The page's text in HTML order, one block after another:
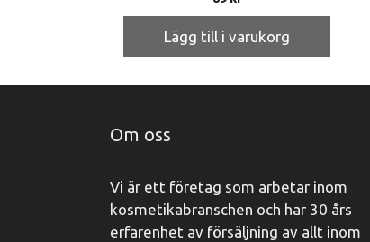
Lägg till i varukorg
Om oss
Vi är ett företag som arbetar inom
kosmetikabranschen och har 30 års
erfarenhet av försäljning av allt inom